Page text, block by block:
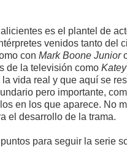
es el plantel de
venidos tanto del
con Mark Boone Junior
de la televisión como
vida real y que aquí se
pero importante,
en los que aparece. No
el desarrollo de la trama.
para seguir la serie